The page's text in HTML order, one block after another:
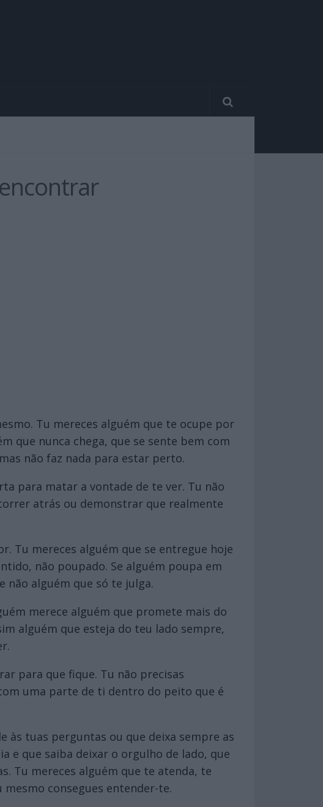
Tu mereces alguém que te ocupe por
que nunca chega, que se sente bem com
não faz nada para estar perto.
para matar a vontade de te ver. Tu não
atrás ou demonstrar que realmente
Tu mereces alguém que se entregue hoje
não poupado. Se alguém poupa em
não alguém que só te julga.
merece alguém que promete mais do
alguém que esteja do teu lado sempre,
para que fique. Tu não precisas
uma parte de ti dentro do peito que é
às tuas perguntas ou que deixa sempre as
e que saiba deixar o orgulho de lado, que
Tu mereces alguém que te atenda, te
consegues entender-te.